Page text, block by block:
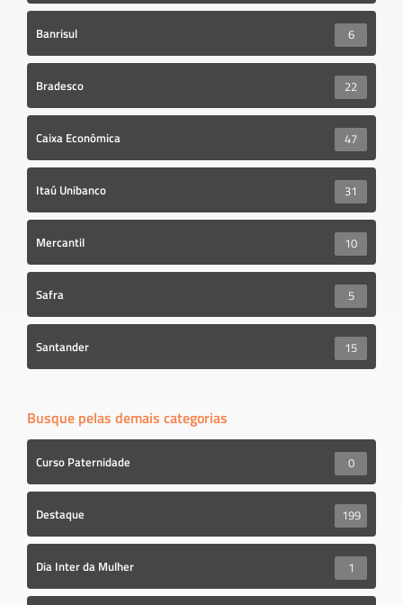
Banrisul 6
Bradesco 22
Caixa Econômica 47
Itaú Unibanco 31
Mercantil 10
Safra 5
Santander 15
Busque pelas demais categorias
Curso Paternidade 0
Destaque 199
Dia Inter da Mulher 1